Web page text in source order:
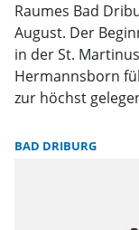
Raumes Bad
August. Der
in der St.
Hermannsborn
zur höchst
Familien mit
BAD DRIBURG